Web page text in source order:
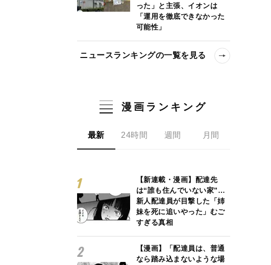
った」と主張、イオンは
「運用を徹底できなかった
可能性」
ニュースランキングの一覧を見る
漫画ランキング
最新 24時間 週間 月間
【新連載・漫画】配達先
は“誰も住んでいない家”…
新人配達員が目撃した「姉
妹を死に追いやった」むご
すぎる真相
【漫画】「配達員は、普通
なら踏み込まないような場